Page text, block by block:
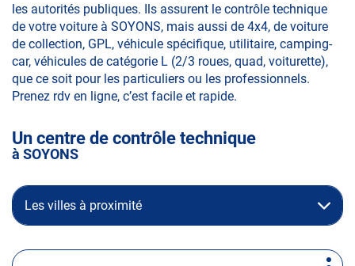
les autorités publiques. Ils assurent le contrôle technique
de votre voiture à SOYONS, mais aussi de 4x4, de voiture
de collection, GPL, véhicule spécifique, utilitaire, camping-
car, véhicules de catégorie L (2/3 roues, quad, voiturette),
que ce soit pour les particuliers ou les professionnels.
Prenez rdv en ligne, c’est facile et rapide.
Un centre de contrôle technique
à SOYONS
Les villes à proximité
Appuyer